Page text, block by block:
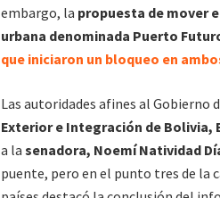
embargo, la propuesta de mover
urbana denominada Puerto
que iniciaron un bloqueo en
Las autoridades afines al
Exterior e Integración de Bolivia,
a la senadora, Noemí Natividad
puente, pero en el punto tres de la